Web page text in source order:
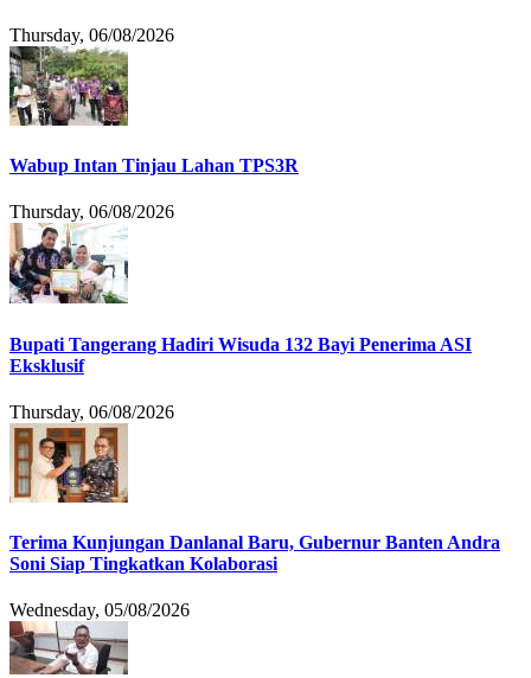
Thursday, 06/08/2026
Wabup Intan Tinjau Lahan TPS3R
Thursday, 06/08/2026
Bupati Tangerang Hadiri Wisuda 132 Bayi Penerima ASI
Eksklusif
Thursday, 06/08/2026
Terima Kunjungan Danlanal Baru, Gubernur Banten Andra
Soni Siap Tingkatkan Kolaborasi
Wednesday, 05/08/2026